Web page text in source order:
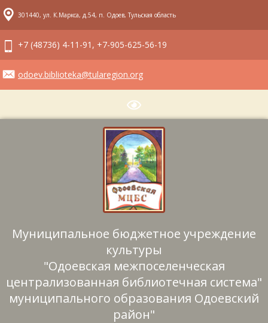
301440, ул. К.Маркса, д.54, п. Одоев, Тульская область
+7 (48736) 4-11-91, +7-905-625-56-19
odoev.biblioteka@tularegion.org
Муниципальное бюджетное учреждение
культуры
"Одоевская межпоселенческая
централизованная библиотечная система"
муниципального образования Одоевский
район"